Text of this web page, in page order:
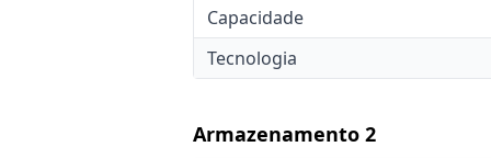
Capacidade
Tecnologia
Armazenamento 2